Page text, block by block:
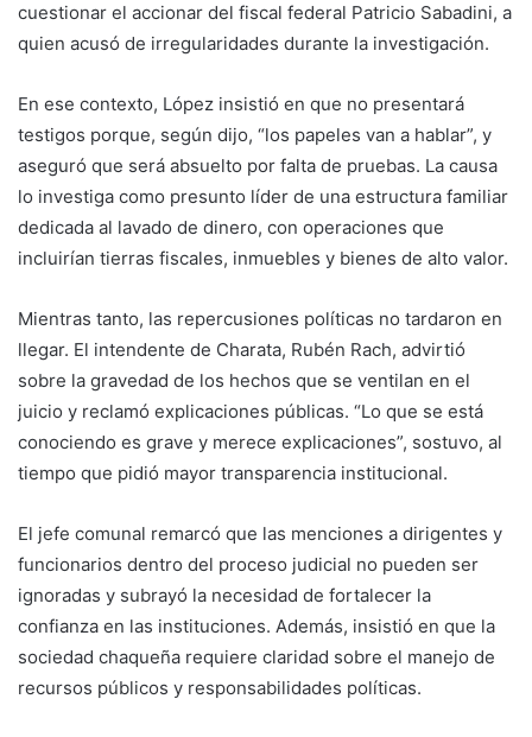
cuestionar el accionar del fiscal federal Patricio Sabadini, a
quien acusó de irregularidades durante la investigación.
En ese contexto, López insistió en que no presentará
testigos porque, según dijo, “los papeles van a hablar”, y
aseguró que será absuelto por falta de pruebas. La causa
lo investiga como presunto líder de una estructura familiar
dedicada al lavado de dinero, con operaciones que
incluirían tierras fiscales, inmuebles y bienes de alto valor.
Mientras tanto, las repercusiones políticas no tardaron en
llegar. El intendente de Charata, Rubén Rach, advirtió
sobre la gravedad de los hechos que se ventilan en el
juicio y reclamó explicaciones públicas. “Lo que se está
conociendo es grave y merece explicaciones”, sostuvo, al
tiempo que pidió mayor transparencia institucional.
El jefe comunal remarcó que las menciones a dirigentes y
funcionarios dentro del proceso judicial no pueden ser
ignoradas y subrayó la necesidad de fortalecer la
confianza en las instituciones. Además, insistió en que la
sociedad chaqueña requiere claridad sobre el manejo de
recursos públicos y responsabilidades políticas.